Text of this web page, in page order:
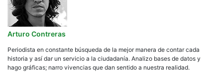
Arturo Contreras
Periodista en constante búsqueda de la mejor manera de contar cada
historia y así dar un servicio a la ciudadanía. Analizo bases de datos y
hago gráficas; narro vivencias que dan sentido a nuestra realidad.